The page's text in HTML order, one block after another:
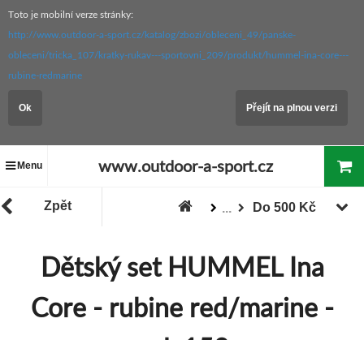
Toto je mobilní verze stránky:
http://www.outdoor-a-sport.cz/katalog/zbozi/obleceni_49/panske-
obleceni/tricka_107/kratky-rukav---sportovni_209/produkt/hummel-ina-core---
rubine-redmarine
Ok Přejít na plnou verzi
Menu www.outdoor-a-sport.cz
Zpět ... Do 500 Kč
Dětský set HUMMEL Ina
Core - rubine red/marine -